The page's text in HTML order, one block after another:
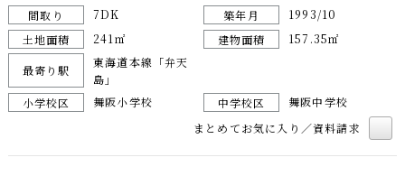
間取り 7DK 築年月
1993/10
土地面積
241㎡ 建物面積 157.35㎡
最寄り駅
東海道本線「弁天
島」
小学校区
舞阪小学校 中学校区
舞阪中学校
まとめてお気に入り／資料請求